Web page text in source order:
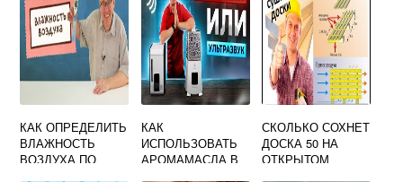
КАК ОПРЕДЕЛИТЬ
ВЛАЖНОСТЬ
ВОЗДУХА ПО
КАК
ИСПОЛЬЗОВАТЬ
АРОМАМАСЛА В
СКОЛЬКО СОХНЕТ
ДОСКА 50 НА
ОТКРЫТОМ